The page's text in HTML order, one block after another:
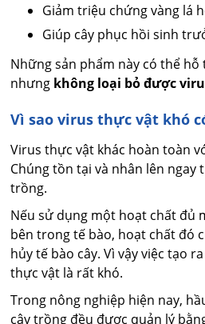
Giảm triệu chứng vàng lá
Giúp cây phục hồi sinh
Những sản phẩm này có thể hỗ
nhưng không loại bỏ được
Vì sao virus thực vật khó
Virus thực vật khác hoàn toàn
Chúng tồn tại và nhân lên ngay
trồng.
Nếu sử dụng một hoạt chất đủ
bên trong tế bào, hoạt chất đó
hủy tế bào cây. Vì vậy việc tạo
thực vật là rất khó.
Trong nông nghiệp hiện nay,
cây trồng đều được quản lý